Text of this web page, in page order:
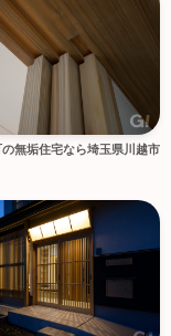
無垢住宅なら埼玉県川越市